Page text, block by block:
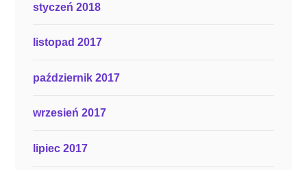
styczeń 2018
listopad 2017
październik 2017
wrzesień 2017
lipiec 2017